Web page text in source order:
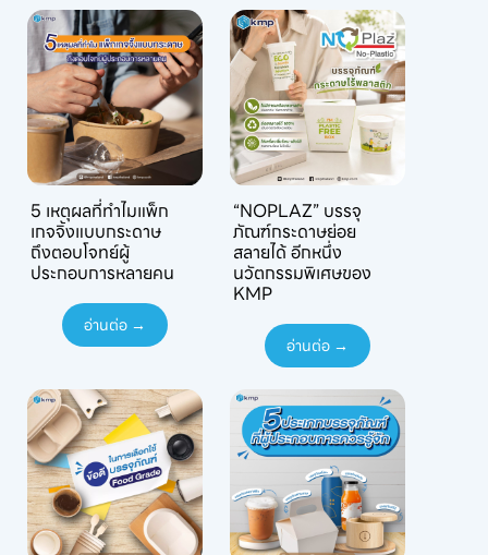
5 เหตุผลที่ทำไมแพ็ก
เกจจิ้งแบบกระดาษ
ถึงตอบโจทย์ผู้
ประกอบการหลายคน
อ่านต่อ →
“NOPLAZ” บรรจุ
ภัณฑ์กระดาษย่อย
สลายได้ อีกหนึ่ง
นวัตกรรมพิเศษของ
KMP
อ่านต่อ →